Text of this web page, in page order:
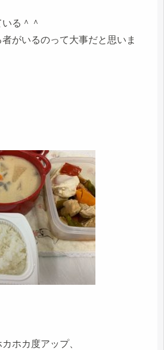
る＾＾
がいるのって大事だと思いま
ホカ度アップ、